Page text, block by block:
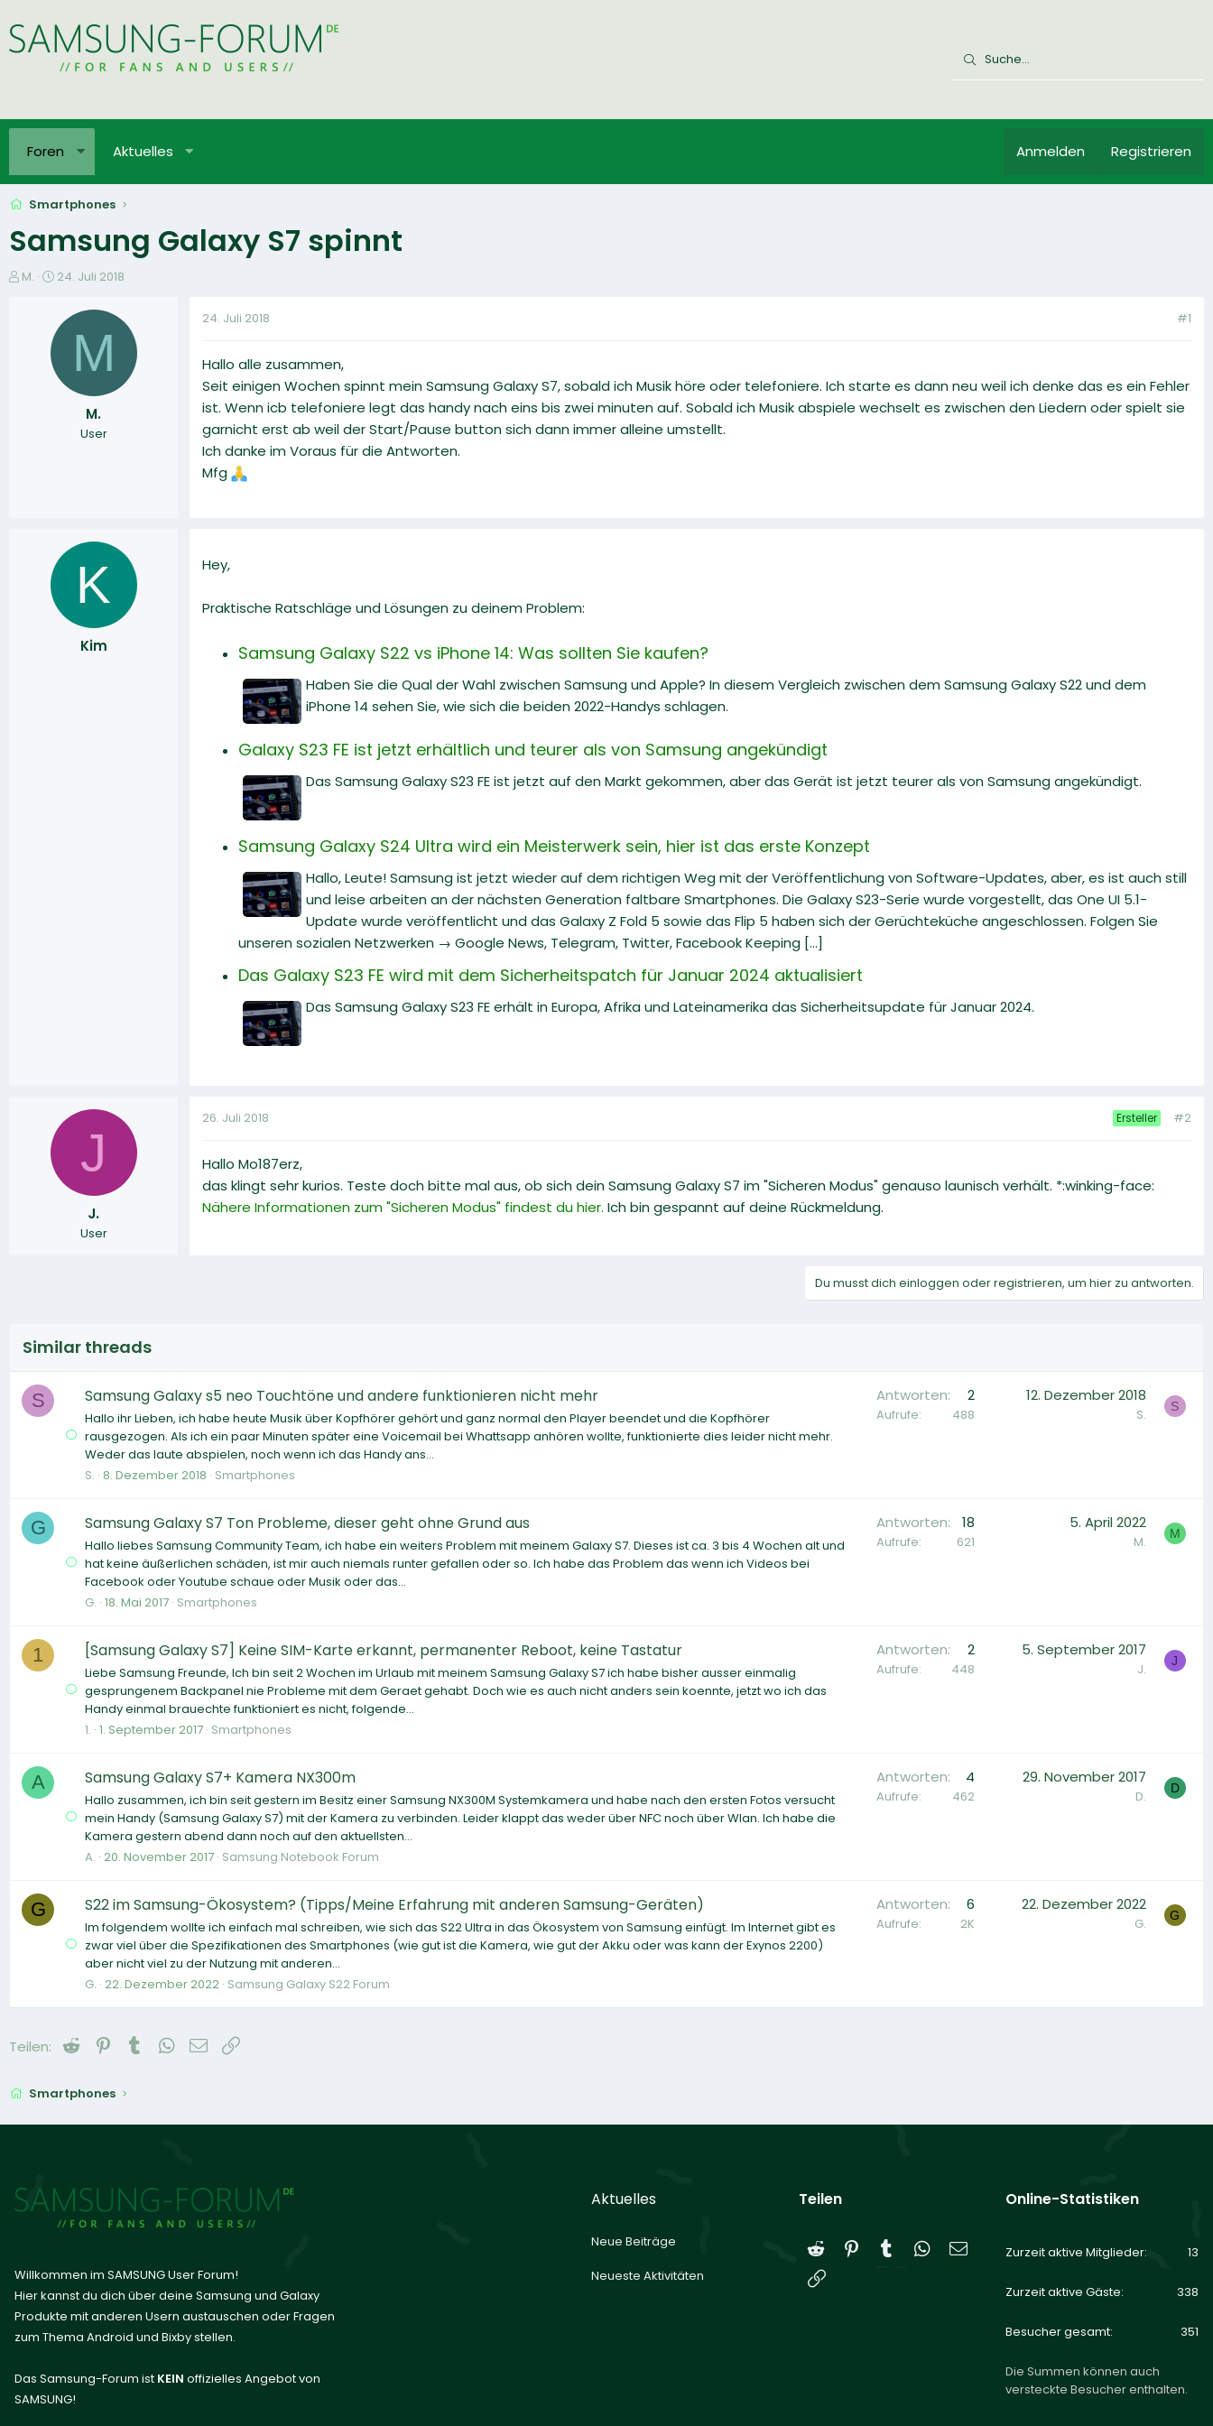
Foren Aktuelles Anmelden Registrieren
Smartphones
Samsung Galaxy S7 spinnt
E
M.
E
t
l
24. Juli 2018
M
M.
User
24. Juli 2018 #1
Hallo alle zusammen,
Seit einigen Wochen spinnt mein Samsung Galaxy S7, sobald ich Musik höre oder telefoniere. Ich starte es dann neu weil ich denke das es ein Fehler
ist. Wenn icb telefoniere legt das handy nach eins bis zwei minuten auf. Sobald ich Musik abspiele wechselt es zwischen den Liedern oder spielt sie
garnicht erst ab weil der Start/Pause button sich dann immer alleine umstellt.
Ich danke im Voraus für die Antworten.
Mfg
K
Kim
Hey,
Praktische Ratschläge und Lösungen zu deinem Problem:
Samsung Galaxy S22 vs iPhone 14: Was sollten Sie kaufen?
Haben Sie die Qual der Wahl zwischen Samsung und Apple? In diesem Vergleich zwischen dem Samsung Galaxy S22 und dem
iPhone 14 sehen Sie, wie sich die beiden 2022-Handys schlagen.
Galaxy S23 FE ist jetzt erhältlich und teurer als von Samsung angekündigt
Das Samsung Galaxy S23 FE ist jetzt auf den Markt gekommen, aber das Gerät ist jetzt teurer als von Samsung angekündigt.
Samsung Galaxy S24 Ultra wird ein Meisterwerk sein, hier ist das erste Konzept
Hallo, Leute! Samsung ist jetzt wieder auf dem richtigen Weg mit der Veröffentlichung von Software-Updates, aber, es ist auch still
und leise arbeiten an der nächsten Generation faltbare Smartphones. Die Galaxy S23-Serie wurde vorgestellt, das One UI 5.1-
Update wurde veröffentlicht und das Galaxy Z Fold 5 sowie das Flip 5 haben sich der Gerüchteküche angeschlossen. Folgen Sie
unseren sozialen Netzwerken → Google News, Telegram, Twitter, Facebook Keeping [...]
Das Galaxy S23 FE wird mit dem Sicherheitspatch für Januar 2024 aktualisiert
Das Samsung Galaxy S23 FE erhält in Europa, Afrika und Lateinamerika das Sicherheitsupdate für Januar 2024.
J
J.
User
26. Juli 2018 Ersteller #2
Hallo Mo187erz,
das klingt sehr kurios. Teste doch bitte mal aus, ob sich dein Samsung Galaxy S7 im "Sicheren Modus" genauso launisch verhält. *:winking-face:
Nähere Informationen zum "Sicheren Modus" findest du hier. Ich bin gespannt auf deine Rückmeldung.
Du musst dich einloggen oder registrieren, um hier zu antworten.
Similar threads
S Samsung Galaxy s5 neo Touchtöne und andere funktionieren nicht mehr
Hallo ihr Lieben, ich habe heute Musik über Kopfhörer gehört und ganz normal den Player beendet und die Kopfhörer
rausgezogen. Als ich ein paar Minuten später eine Voicemail bei Whattsapp anhören wollte, funktionierte dies leider nicht mehr.
Weder das laute abspielen, noch wenn ich das Handy ans...
S. 8. Dezember 2018 Smartphones
Antworten 2
Aufrufe 488
12. Dezember 2018
S. S
G Samsung Galaxy S7 Ton Probleme, dieser geht ohne Grund aus
Hallo liebes Samsung Community Team, ich habe ein weiters Problem mit meinem Galaxy S7. Dieses ist ca. 3 bis 4 Wochen alt und
hat keine äußerlichen schäden, ist mir auch niemals runter gefallen oder so. Ich habe das Problem das wenn ich Videos bei
Facebook oder Youtube schaue oder Musik oder das...
G. 18. Mai 2017 Smartphones
Antworten 18
Aufrufe 621
5. April 2022
M. M
1 [Samsung Galaxy S7] Keine SIM-Karte erkannt, permanenter Reboot, keine Tastatur
Liebe Samsung Freunde, Ich bin seit 2 Wochen im Urlaub mit meinem Samsung Galaxy S7 ich habe bisher ausser einmalig
gesprungenem Backpanel nie Probleme mit dem Geraet gehabt. Doch wie es auch nicht anders sein koennte, jetzt wo ich das
Handy einmal brauechte funktioniert es nicht, folgende...
1. 1. September 2017 Smartphones
Antworten 2
Aufrufe 448
5. September 2017
J. J
A Samsung Galaxy S7+ Kamera NX300m
Hallo zusammen, ich bin seit gestern im Besitz einer Samsung NX300M Systemkamera und habe nach den ersten Fotos versucht
mein Handy (Samsung Galaxy S7) mit der Kamera zu verbinden. Leider klappt das weder über NFC noch über Wlan. Ich habe die
Kamera gestern abend dann noch auf den aktuellsten...
A. 20. November 2017 Samsung Notebook Forum
Antworten 4
Aufrufe 462
29. November 2017
D. D
G S22 im Samsung-Ökosystem? (Tipps/Meine Erfahrung mit anderen Samsung-Geräten)
Im folgendem wollte ich einfach mal schreiben, wie sich das S22 Ultra in das Ökosystem von Samsung einfügt. Im Internet gibt es
zwar viel über die Spezifikationen des Smartphones (wie gut ist die Kamera, wie gut der Akku oder was kann der Exynos 2200)
aber nicht viel zu der Nutzung mit anderen...
G. 22. Dezember 2022 Samsung Galaxy S22 Forum
Antworten 6
Aufrufe 2K
22. Dezember 2022
G. G
Teilen: Reddit PinterestTumblrWhatsApp
E-Mail
Smartphones
Willkommen im SAMSUNG User Forum!
Hier kannst du dich über deine Samsung und Galaxy
Produkte mit anderen Usern austauschen oder Fragen
zum Thema Android und Bixby stellen.
Das Samsung-Forum ist KEIN offizielles Angebot von
SAMSUNG!
Aktuelles
Neue Beiträge
Neueste Aktivitäten
Teilen
Reddit Pinterest
Tumblr WhatsApp
E-Mail
Online-Statistiken
Zurzeit aktive Mitglieder 13
Zurzeit aktive Gäste 338
Besucher gesamt 351
Die Summen können auch
versteckte Besucher enthalten.